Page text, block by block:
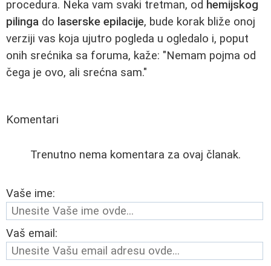
procedura. Neka vam svaki tretman, od hemijskog
pilinga do laserske epilacije, bude korak bliže onoj
verziji vas koja ujutro pogleda u ogledalo i, poput
onih srećnika sa foruma, kaže: "Nemam pojma od
čega je ovo, ali srećna sam."
Komentari
Trenutno nema komentara za ovaj članak.
Vaše ime:
Vaš email: